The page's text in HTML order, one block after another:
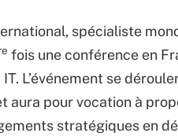
spécialiste
fois une conférence en
L’événement se
aura pour vocation à
stratégiques en